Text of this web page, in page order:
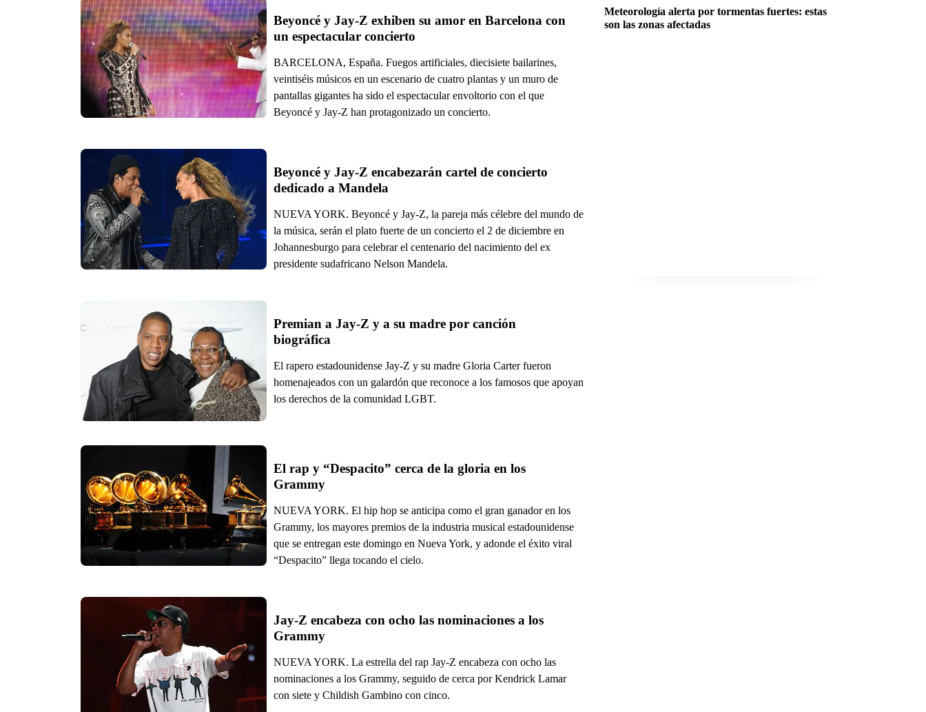
Beyoncé y Jay-Z exhiben su amor en Barcelona con
un espectacular concierto
BARCELONA, España. Fuegos artificiales, diecisiete bailarines,
veintiséis músicos en un escenario de cuatro plantas y un muro de
pantallas gigantes ha sido el espectacular envoltorio con el que
Beyoncé y Jay-Z han protagonizado un concierto.
Beyoncé y Jay-Z encabezarán cartel de concierto
dedicado a Mandela
NUEVA YORK. Beyoncé y Jay-Z, la pareja más célebre del mundo de
la música, serán el plato fuerte de un concierto el 2 de diciembre en
Johannesburgo para celebrar el centenario del nacimiento del ex
presidente sudafricano Nelson Mandela.
Premian a Jay-Z y a su madre por canción
biográfica
El rapero estadounidense Jay-Z y su madre Gloria Carter fueron
homenajeados con un galardón que reconoce a los famosos que apoyan
los derechos de la comunidad LGBT.
El rap y “Despacito” cerca de la gloria en los
Grammy
NUEVA YORK. El hip hop se anticipa como el gran ganador en los
Grammy, los mayores premios de la industria musical estadounidense
que se entregan este domingo en Nueva York, y adonde el éxito viral
“Despacito” llega tocando el cielo.
Jay-Z encabeza con ocho las nominaciones a los
Grammy
NUEVA YORK. La estrella del rap Jay-Z encabeza con ocho las
nominaciones a los Grammy, seguido de cerca por Kendrick Lamar
con siete y Childish Gambino con cinco.
Meteorología alerta por tormentas fuertes: estas
son las zonas afectadas